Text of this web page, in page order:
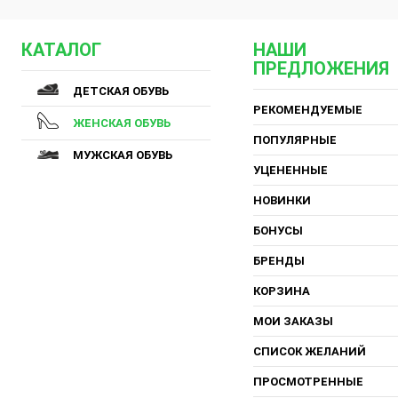
КАТАЛОГ
ДЕТСКАЯ ОБУВЬ
ЖЕНСКАЯ ОБУВЬ
МУЖСКАЯ ОБУВЬ
НАШИ
ПРЕДЛОЖЕНИЯ
РЕКОМЕНДУЕМЫЕ
ПОПУЛЯРНЫЕ
УЦЕНЕННЫЕ
НОВИНКИ
БОНУСЫ
БРЕНДЫ
КОРЗИНА
МОИ ЗАКАЗЫ
СПИСОК ЖЕЛАНИЙ
ПРОСМОТРЕННЫЕ